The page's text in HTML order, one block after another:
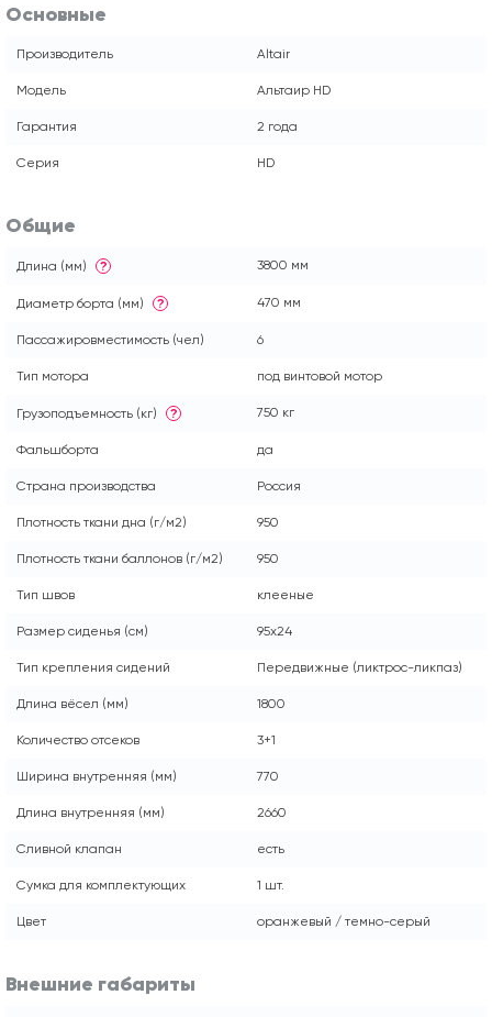
Основные
Производитель Altair
Модель Альтаир HD
Гарантия 2 года
Серия HD
Общие
Длина (мм) ? 3800 мм
Диаметр борта (мм) ? 470 мм
Пассажировместимость (чел) 6
Тип мотора под винтовой мотор
Грузоподъемность (кг) ? 750 кг
Фальшборта да
Страна производства Россия
Плотность ткани дна (г/м2) 950
Плотность ткани баллонов (г/м2) 950
Тип швов клееные
Размер сиденья (см) 95x24
Тип крепления сидений Передвижные (ликтрос-ликпаз)
Длина вёсел (мм) 1800
Количество отсеков 3+1
Ширина внутренняя (мм) 770
Длина внутренняя (мм) 2660
Сливной клапан есть
Сумка для комплектующих 1 шт.
Цвет оранжевый / темно-серый
Внешние габариты